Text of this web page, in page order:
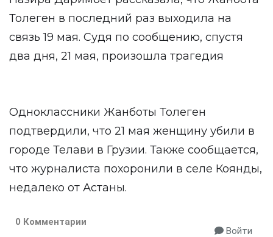
Толеген в последний раз выходила на
связь 19 мая. Судя по сообщению, спустя
два дня, 21 мая, произошла трагедия
Одноклассники Жанботы Толеген
подтвердили, что 21 мая женщину убили в
городе Телави в Грузии. Также сообщается,
что журналиста похоронили в селе Коянды,
недалеко от Астаны.
0 Комментарии
Войти